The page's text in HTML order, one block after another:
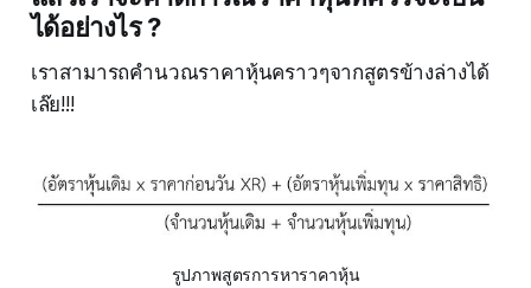
ได้อย่างไร ?
เราสามารถคำนวณราคาหุ้นคราวๆจากสูตรข้างล่างได้
เล๊ย!!!
รูปภาพสูตรการหาราคาหุ้น